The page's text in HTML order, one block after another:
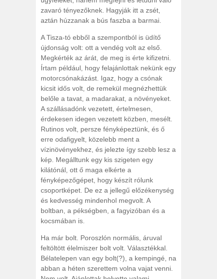
zavaró tényezőknek. Hagyják itt a zsét,
aztán húzzanak a bús faszba a barmai.
A Tisza-tó ebből a szempontból is üdítő
újdonság volt: ott a vendég volt az első.
Megkérték az árát, de meg is érte kifizetni.
Írtam például, hogy felajánlottak nekünk egy
motorcsónakázást. Igaz, hogy a csónak
kicsit idős volt, de remekül megnézhettük
belőle a tavat, a madarakat, a növényeket.
A szállásadónk vezetett, értelmesen,
érdekesen idegen vezetett közben, mesélt.
Rutinos volt, persze fényképeztünk, és ő
erre odafigyelt, közelebb ment a
vízinövényekhez, és jelezte így szebb lesz a
kép. Megálltunk egy kis szigeten egy
kilátónál, ott ő maga elkérte a
fényképezőgépet, hogy készít rólunk
csoportképet. De ez a jellegű előzékenység
és kedvesség mindenhol megvolt. A
boltban, a pékségben, a fagyizóban és a
kocsmában is.
Ha már bolt. Poroszlón normális, áruval
feltöltött élelmiszer bolt volt. Választékkal.
Bélatelepen van egy bolt(?), a kempingé, na
abban a héten szerettem volna vajat venni.